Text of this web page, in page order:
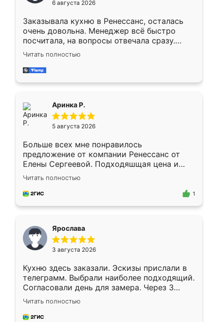
мебели буду заказывать только здесь.
6 августа 2026
Заказывала кухню в Ренессанс, осталась
очень довольна. Менеджер всё быстро
посчитала, на вопросы отвечала сразу.
Замерщик приехал в субботу, подошёл к
делу со всей ответственностью. Собрали
за день, ребята работали аккуратно, даже
Читать полностью
Аринка Р.
5 августа 2026
Больше всех мне понравилось
предложение от компании Ренессанс от
Елены Сергеевой. Подходяшщая цена и
короткие сроки изготовления. Приехавший
для замера сотрудник Владислав
предложил по моему эскизу самый
Читать полностью
1
Ярослава
3 августа 2026
Кухню здесь заказали. Эскизы прислали в
телеграмм. Выбрали наиболее подходящий.
Согласовали день для замера. Через 3
недели кухня была уже готова. Остались
довольны работой. Спасибо Ренессанс
мебель за качественную работу!
Читать полностью